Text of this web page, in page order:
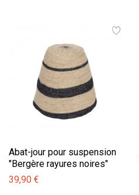
Abat-jour pour suspension
"Bergère rayures noires"
39,90 €